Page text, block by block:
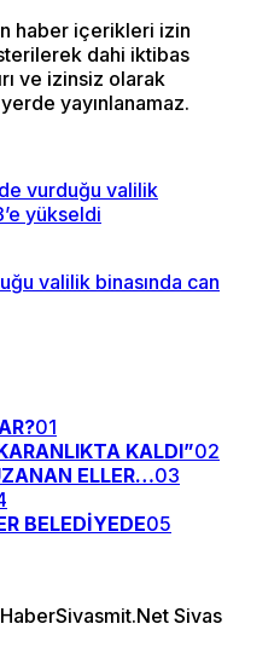
haber içerikleri izin
dahi iktibas
ve izinsiz olarak
yayınlanamaz.
valilik binasında can
01
KALDI”02
ELLER…03
BELEDİYEDE05